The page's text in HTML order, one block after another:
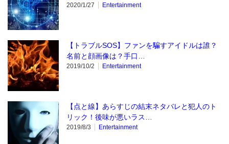
2020/1/27 Entertainment
【トラブルSOS】ファンを騙すアイドルは誰？
名前と顔画像は？手口…
2019/10/2 Entertainment
【点と線】あらすじの結末ネタバレと犯人のト
リック！後味が悪いラス…
2019/8/3 Entertainment